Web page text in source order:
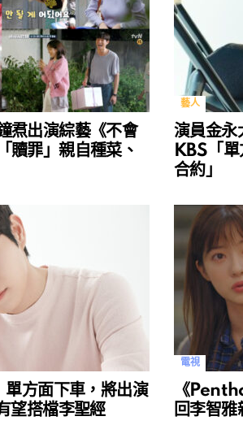
焄出演綜藝《不會
贖罪」親自種菜、
藝人
演員金永
KBS「
合約」
方面下車，將出演
望搭檔李聖經
電視
《
回李智雅